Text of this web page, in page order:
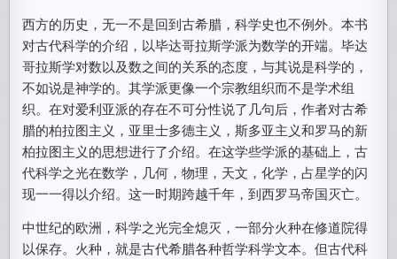
西方的历史，无一不是回到古希腊，科学史也不例外。本书
对古代科学的介绍，以毕达哥拉斯学派为数学的开端。毕达
哥拉斯学对数以及数之间的关系的态度，与其说是科学的，
不如说是神学的。其学派更像一个宗教组织而不是学术组
织。在对爱利亚派的存在不可分性说了几句后，作者对古希
腊的柏拉图主义，亚里士多德主义，斯多亚主义和罗马的新
柏拉图主义的思想进行了介绍。在这学些学派的基础上，古
代科学之光在数学，几何，物理，天文，化学，占星学的闪
现一一得以介绍。这一时期跨越千年，到西罗马帝国灭亡。
中世纪的欧洲，科学之光完全熄灭，一部分火种在修道院得
以保存。火种，就是古代希腊各种哲学科学文本。但古代科